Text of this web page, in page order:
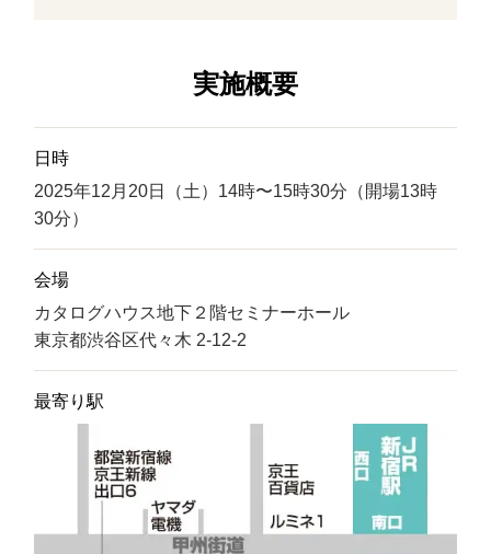
実施概要
日時
2025年12月20日（土）14時〜15時30分（開場13時
30分）
会場
カタログハウス地下２階セミナーホール
東京都渋谷区代々木 2-12-2
最寄り駅